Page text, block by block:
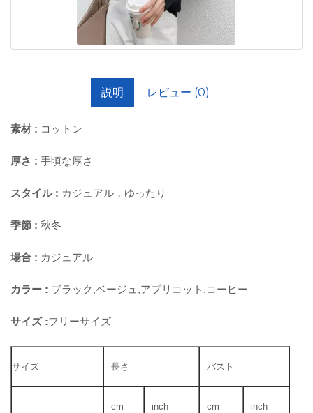
説明 レビュー (0)
素材 : コットン
厚さ : 手頃な厚さ
スタイル : カジュアル，ゆったり
季節 : 秋冬
場合 : カジュアル
カラー : ブラック,ベージュ,アプリコット,コーヒー
サイズ :フリーサイズ
サイズ 長さ バスト
cm inch cm inch